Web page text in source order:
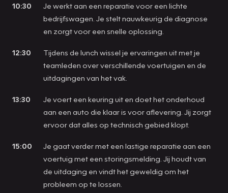
10:30
Je werkt aan een reparatie voor een lichte
bedrijfswagen. Je stelt nauwkeurig de diagnose
en zorgt voor een snelle oplossing.
12:30
Tijdens de lunch wissel je ervaringen uit met je
teamleden over verschillende voertuigen en de
uitdagingen van het vak.
13:30
Je voert een keuring uit en doet het onderhoud
aan een auto die klaar is voor aflevering. Jij zorgt
ervoor dat alles op technisch gebied klopt.
15:00
Je gaat verder met een lastige reparatie aan een
voertuig met een storingsmelding. Jij houdt van
de uitdaging en vindt het geweldig om het
probleem op te lossen.